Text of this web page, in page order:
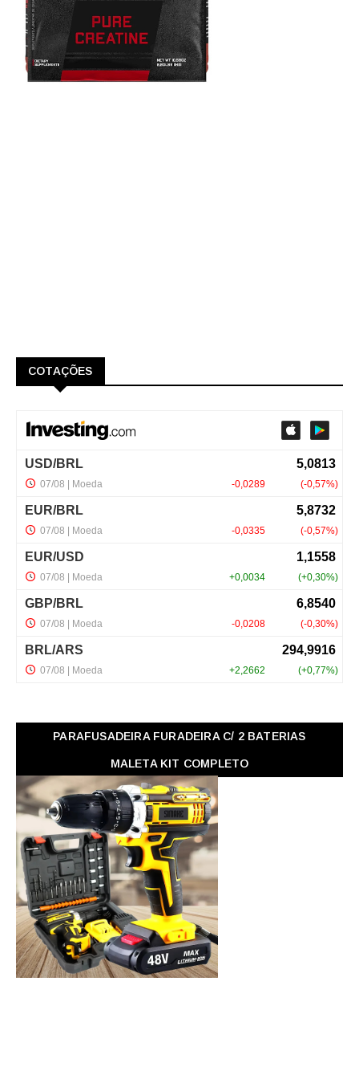
COTAÇÕES
PARAFUSADEIRA FURADEIRA C/ 2 BATERIAS
MALETA KIT COMPLETO